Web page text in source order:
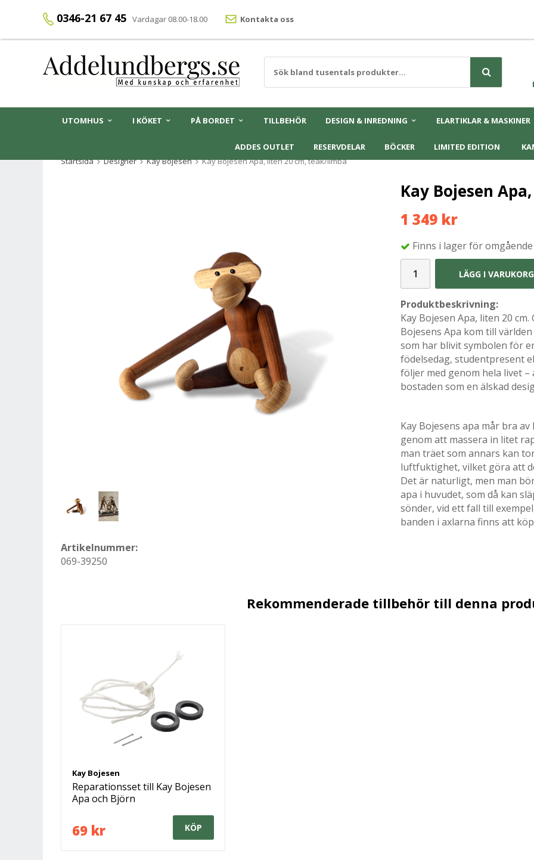
0346-21 67 45 Vardagar 08.00-18.00 Kontakta oss
UTOMHUS I KÖKET PÅ BORDET TILLBEHÖR DESIGN & INREDNING ELARTIKLAR & MASKINER
ADDES OUTLET RESERVDELAR BÖCKER LIMITED EDITION
Startsida
Designer Kay Bojesen Kay Bojesen Apa, liten 20 cm, teak/limba
Kay Bojesen
1 349 kr
Finns i lager för
LÄGG I
Produktbeskrivning:
Kay Bojesen Apa, liten 20
Bojesens Apa kom till
som har blivit symbolen för
födelsedag, studentpresent
följer med genom hela livet
bostaden som en älskad
Kay Bojesens apa mår bra
genom att massera in litet
man träet som annars kan
luftfuktighet, vilket göra att
Det är naturligt, men man
apa i huvudet, som då kan
sönder, vid ett fall till
banden i axlarna finns att
Artikelnummer:
069-39250
Rekommenderade tillbehör till denna
Kay Bojesen
Reparationsset till Kay Bojesen
Apa och Björn
69 kr KÖP